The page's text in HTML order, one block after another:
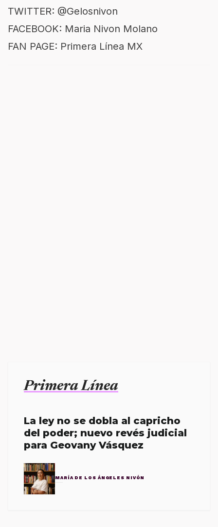
TWITTER: @Gelosnivon
FACEBOOK: Maria Nivon Molano
FAN PAGE: Primera Línea MX
Primera Línea
La ley no se dobla al capricho
del poder; nuevo revés judicial
para Geovany Vásquez
MARÍA DE LOS ÁNGELES NIVÓN